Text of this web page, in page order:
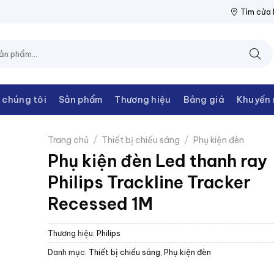
CHÂU NPP THIẾT
Tìm cửa
chúng tôi Sản phẩm Thương hiệu Bảng giá Khuyến
Trang chủ / Thiết bị chiếu sáng / Phụ kiện đèn
Phụ kiện đèn Led thanh ray
Philips Trackline Tracker
Recessed 1M
Thương hiệu: Philips
Danh mục: Thiết bị chiếu sáng Phụ kiện đèn